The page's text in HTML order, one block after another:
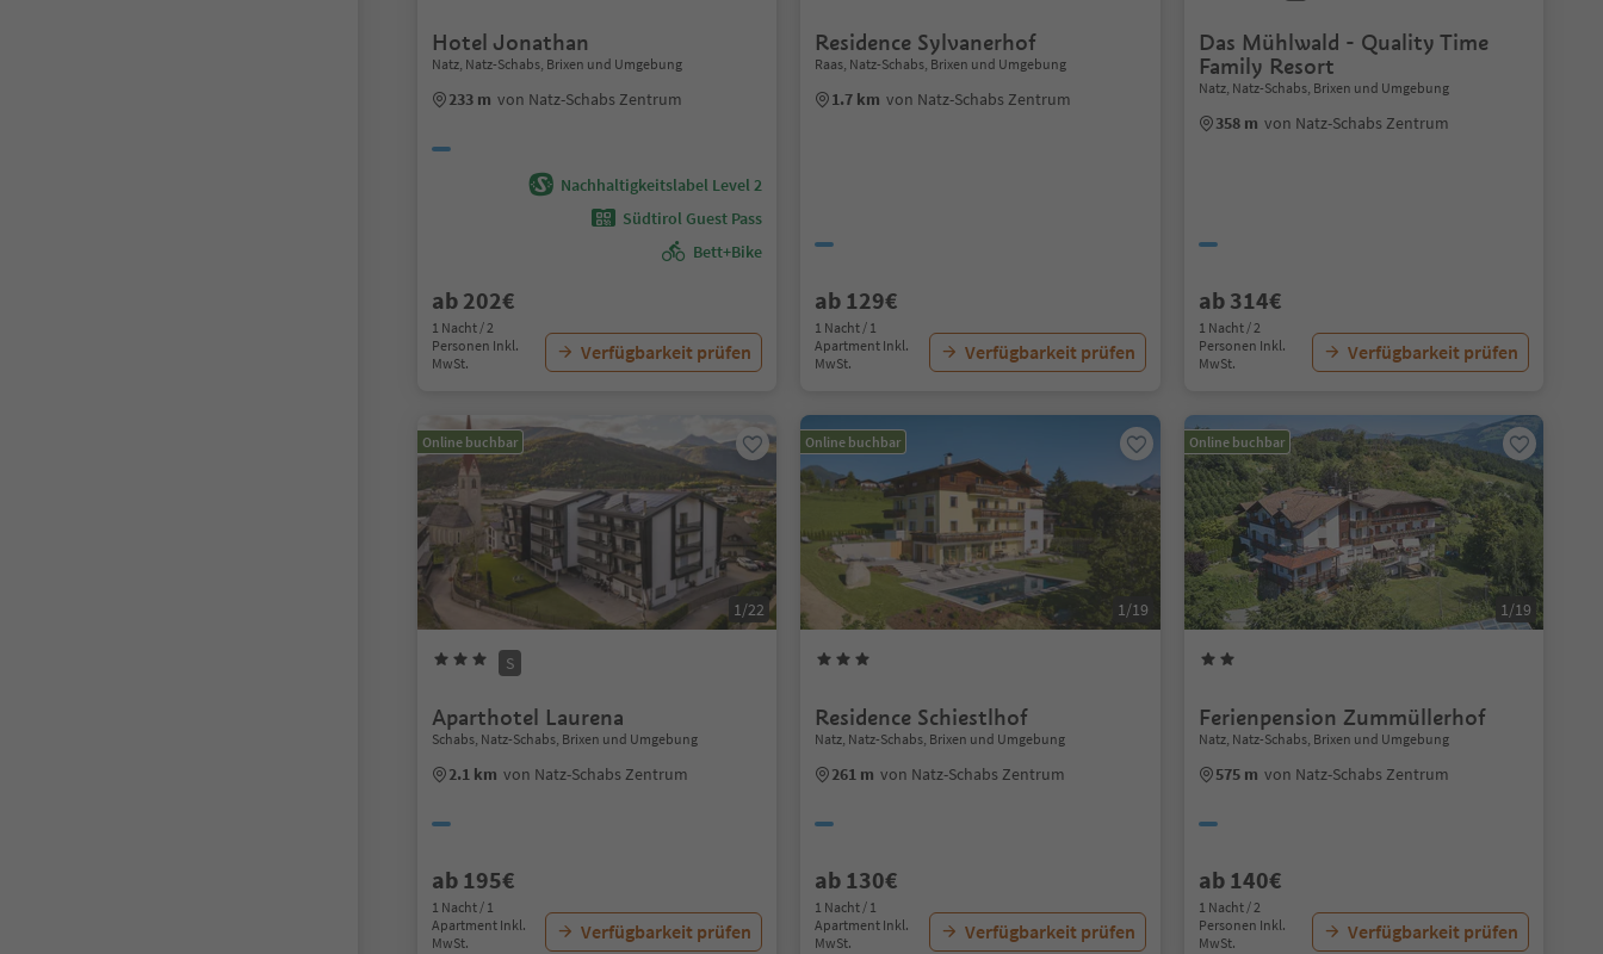
Hotel Jonathan
Natz, Natz-Schabs, Brixen und Umgebung
233 m von Natz-Schabs Zentrum
Nachhaltigkeitslabel Level 2
Südtirol Guest Pass
Bett+Bike
ab 202€
1 Nacht / 2
Personen Inkl.
MwSt.
Verfügbarkeit prüfen
Residence Sylvanerhof
Raas, Natz-Schabs, Brixen und Umgebung
1.7 km von Natz-Schabs Zentrum
ab 129€
1 Nacht / 1
Apartment Inkl.
MwSt.
Verfügbarkeit prüfen
Das Mühlwald - Quality Time
Family Resort
Natz, Natz-Schabs, Brixen und Umgebung
358 m von Natz-Schabs Zentrum
ab 314€
1 Nacht / 2
Personen Inkl.
MwSt.
Verfügbarkeit prüfen
Online buchbar
1/22
S
Aparthotel Laurena
Schabs, Natz-Schabs, Brixen und Umgebung
2.1 km von Natz-Schabs Zentrum
ab 195€
1 Nacht / 1
Apartment Inkl.
MwSt.
Verfügbarkeit prüfen
Online buchbar
1/19
Residence Schiestlhof
Natz, Natz-Schabs, Brixen und Umgebung
261 m von Natz-Schabs Zentrum
ab 130€
1 Nacht / 1
Apartment Inkl.
MwSt.
Verfügbarkeit prüfen
Online buchbar
1/19
Ferienpension Zummüllerhof
Natz, Natz-Schabs, Brixen und Umgebung
575 m von Natz-Schabs Zentrum
ab 140€
1 Nacht / 2
Personen Inkl.
MwSt.
Verfügbarkeit prüfen